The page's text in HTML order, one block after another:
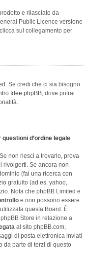
e rilasciato da
Public Licence versione
sul collegamento per
Se credi che ci sia bisogno
Idee phpBB, dove potrai
d’ordine legale
non riesci a trovarlo, prova
rivolgerti. Se ancora non
(fai una ricerca con
gratuito (ad es. yahoo,
Nota che phpBB Limited e
e non possono essere
questa Board. È
Store in relazione a
al sito phpBB.com,
di posta elettronica inviati
da parte di terzi di questo